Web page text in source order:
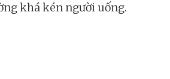
khá kén người uống.